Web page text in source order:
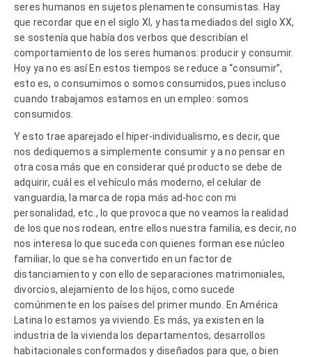
seres humanos en sujetos plenamente consumistas. Hay
que recordar que en el siglo XI, y hasta mediados del siglo XX,
se sostenía que había dos verbos que describían el
comportamiento de los seres humanos: producir y consumir.
Hoy ya no es así En estos tiempos se reduce a “consumir”,
esto es, o consumimos o somos consumidos, pues incluso
cuando trabajamos estamos en un empleo: somos
consumidos.
Y esto trae aparejado el hiper-individualismo, es decir, que
nos dediquemos a simplemente consumir y a no pensar en
otra cosa más que en considerar qué producto se debe de
adquirir, cuál es el vehículo más moderno, el celular de
vanguardia, la marca de ropa más ad-hoc con mi
personalidad, etc., lo que provoca que no veamos la realidad
de los que nos rodean, entre ellos nuestra familia, es decir, no
nos interesa lo que suceda con quienes forman ese núcleo
familiar, lo que se ha convertido en un factor de
distanciamiento y con ello de separaciones matrimoniales,
divorcios, alejamiento de los hijos, como sucede
comúnmente en los países del primer mundo. En América
Latina lo estamos ya viviendo. Es más, ya existen en la
industria de la vivienda los departamentos, desarrollos
habitacionales conformados y diseñados para que, o bien